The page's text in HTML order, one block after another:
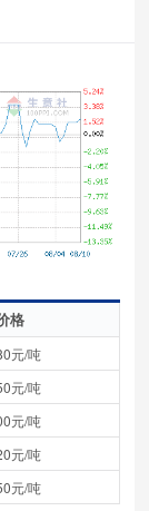
格
元/吨
元/吨
元/吨
元/吨
元/吨